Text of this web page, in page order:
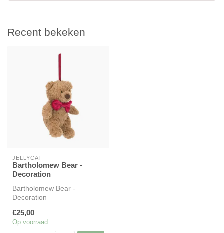
Recent bekeken
JELLYCAT
Bartholomew Bear -
Decoration
Bartholomew Bear -
Decoration
€25,00
Op voorraad